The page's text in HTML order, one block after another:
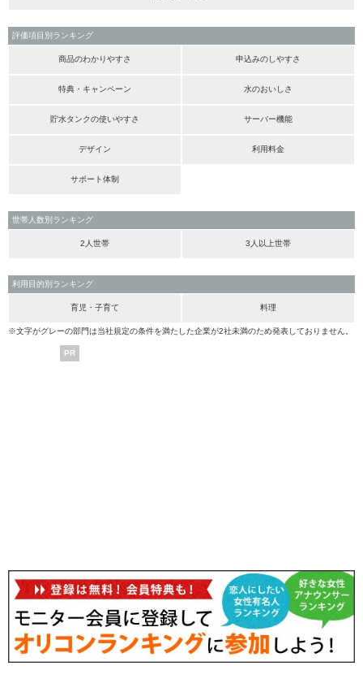
評価項目別ランキング
商品のわかりやすさ 申込みのしやすさ
特典・キャンペーン 水のおいしさ
貯水タンクの使いやすさ サーバー機能
デザイン 利用料金
サポート体制
世帯人数別ランキング
2人世帯 3人以上世帯
利用目的別ランキング
育児・子育て 料理
※文字がグレーの部門は当社規定の条件を満たした企業が2社未満のため発表しておりません。
PR